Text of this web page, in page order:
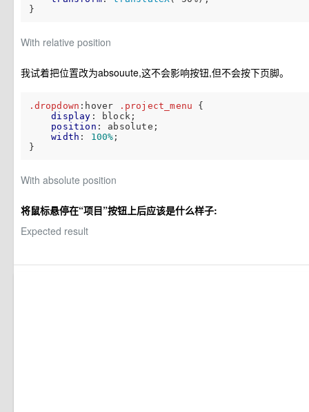
With relative position
我试着把位置改为absouute,这不会影响按钮,但不会按下页脚。
.dropdown :hover .project_menu {
display : block;
position : absolute;
width : 100% ;
With absolute position
将鼠标悬停在“项目”按钮上后应该是什么样子:
Expected result